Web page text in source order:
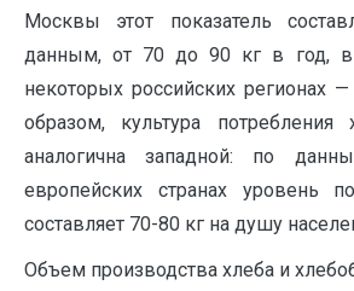
Москвы этот показатель
данным, от 70 до 90 кг в год,
некоторых российских регионах
образом, культура
аналогична западной: по
европейских странах уровень
составляет 70-80 кг на душу
Объем производства хлеба и